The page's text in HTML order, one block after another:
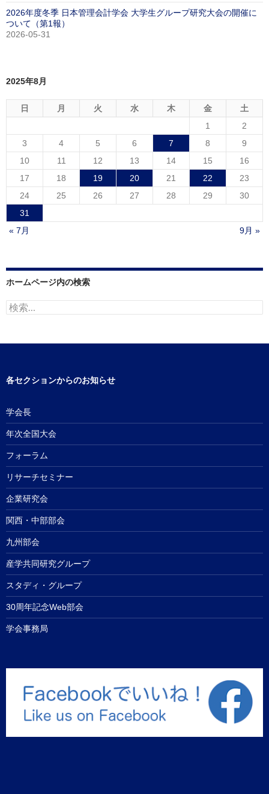
2026年度冬季 日本管理会計学会 大学生グループ研究大会の開催に
ついて（第1報）
2026-05-31
2025年8月
日 月 火 水 木 金
土
1
2
3
4 5 6 7 8
9
10
11 12 13 14 15
16
17
18 19 20 21 22
23
24
25 26 27 28 29
30
31
« 7月
9月 »
ホームページ内の検索
検
索:
各セクションからのお知らせ
学会長
年次全国大会
フォーラム
リサーチセミナー
企業研究会
関西・中部部会
九州部会
産学共同研究グループ
スタディ・グループ
30周年記念Web部会
学会事務局